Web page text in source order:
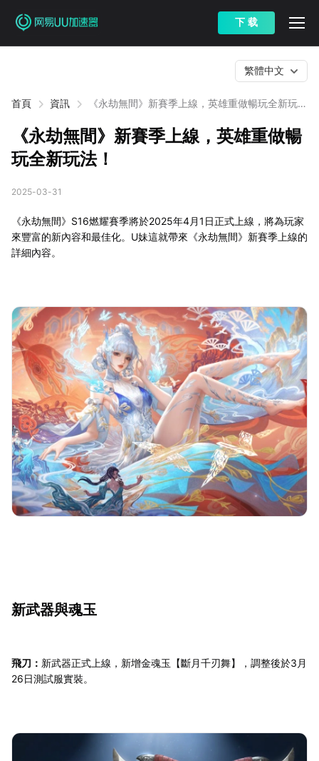
下 载
首頁 資訊
《永劫無間》新賽季上線，英雄重做暢玩全新玩
繁體中文
《永劫無間》新賽季上線，英雄重做暢
玩全新玩法！
2025-03-31
《永劫無間》S16燃耀賽季將於2025年4月1日正式上線，將為玩家
來豐富的新內容和最佳化。U妹這就帶來《永劫無間》新賽季上線的
詳細內容。
新武器與魂玉
飛刀： 新武器正式上線，新增金魂玉【斷月千刃舞】，調整後於3月
26日測試服實裝。